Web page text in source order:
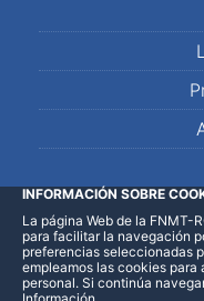
LinkedInFacebook
INFORMACIÓN SOBRE
La página Web de la FNMT-
para facilitar la navegación
preferencias seleccionadas
empleamos las cookies
personal. Si continúa